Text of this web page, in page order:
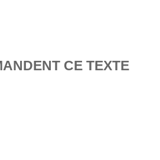
CE TEXTE